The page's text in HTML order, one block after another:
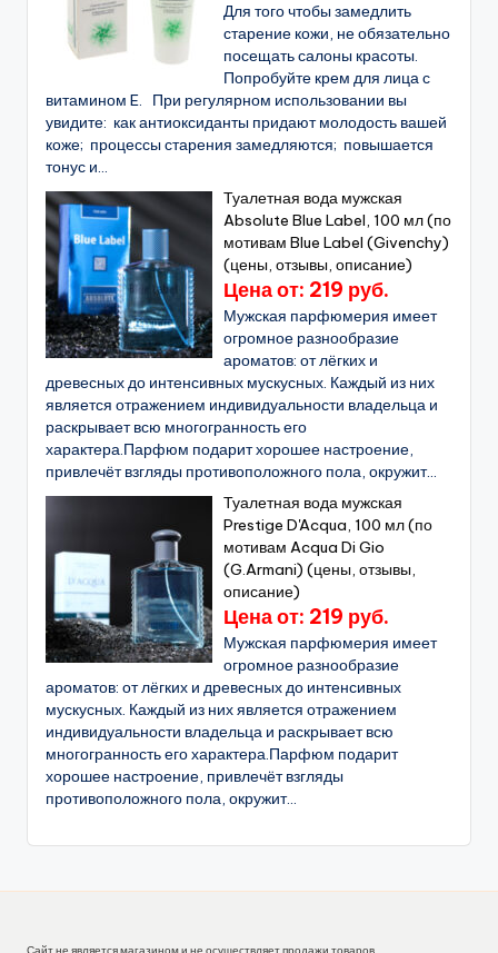
Для того чтобы замедлить
старение кожи, не обязательно
посещать салоны красоты.
Попробуйте крем для лица с
витамином E. При регулярном использовании вы
увидите: как антиоксиданты придают молодость вашей
коже; процессы старения замедляются; повышается
тонус и...
Туалетная вода мужская
Absolute Blue Label, 100 мл (по
мотивам Blue Label (Givenchy)
(цены, отзывы, описание)
Цена от: 219 руб.
Мужская парфюмерия имеет
огромное разнообразие
ароматов: от лёгких и
древесных до интенсивных мускусных. Каждый из них
является отражением индивидуальности владельца и
раскрывает всю многогранность его
характера.Парфюм подарит хорошее настроение,
привлечёт взгляды противоположного пола, окружит...
Туалетная вода мужская
Prestige D'Acqua, 100 мл (по
мотивам Acqua Di Gio
(G.Armani) (цены, отзывы,
описание)
Цена от: 219 руб.
Мужская парфюмерия имеет
огромное разнообразие
ароматов: от лёгких и древесных до интенсивных
мускусных. Каждый из них является отражением
индивидуальности владельца и раскрывает всю
многогранность его характера.Парфюм подарит
хорошее настроение, привлечёт взгляды
противоположного пола, окружит...